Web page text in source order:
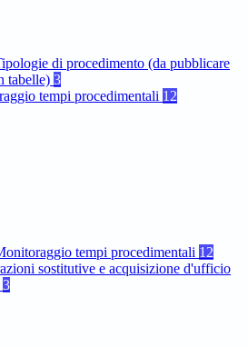
di procedimento (da pubblicare
tabelle) 3
tempi procedimentali 12
tempi procedimentali 12
sostitutive e acquisizione d'ufficio
3